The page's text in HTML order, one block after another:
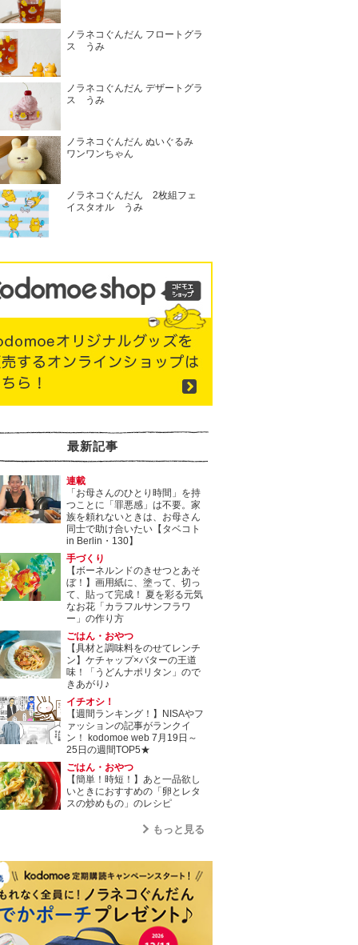
ノラネコぐんだん フロートグラ
ス うみ
ノラネコぐんだん デザートグラ
ス うみ
ノラネコぐんだん ぬいぐるみ
ワンワンちゃん
ノラネコぐんだん 2枚組フェ
イスタオル うみ
最新記事
連載
「お母さんのひとり時間」を持
つことに「罪悪感」は不要。家
族を頼れないときは、お母さん
同士で助け合いたい【タベコト
in Berlin・130】
手づくり
【ボーネルンドのきせつとあそ
ぼ！】画用紙に、塗って、切っ
て、貼って完成！ 夏を彩る元気
なお花「カラフルサンフラワ
ー」の作り方
ごはん・おやつ
【具材と調味料をのせてレンチ
ン】ケチャップ×バターの王道
味！「うどんナポリタン」ので
きあがり♪
イチオシ！
【週間ランキング！】NISAやフ
ァッションの記事がランクイ
ン！ kodomoe web 7月19日～
25日の週間TOP5★
ごはん・おやつ
【簡単！時短！】あと一品欲し
いときにおすすめの「卵とレタ
スの炒めもの」のレシピ
もっと見る